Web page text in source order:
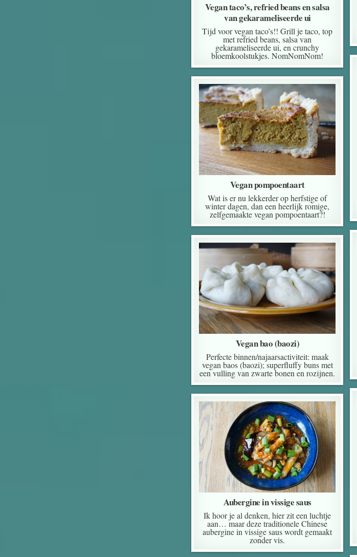
Vegan taco’s, refried beans en salsa
van gekarameliseerde ui
Tijd voor vegan taco’s!! Grill je taco, top
met refried beans, salsa van
gekarameliseerde ui, en crunchy
bloemkoolstukjes. NomNomNom!
Vegan pompoentaart
Wat is er nu lekkerder op herfstige of
winter dagen, dan een heerlijk romige,
zelfgemaakte vegan pompoentaart?!
Vegan bao (baozi)
Perfecte binnen/najaarsactiviteit: maak
vegan baos (baozi); superfluffy buns met
een vulling van zwarte bonen en rozijnen.
Aubergine in vissige saus
Ik hoor je al denken, hier zit een luchtje
aan… maar deze traditionele Chinese
aubergine in vissige saus wordt gemaakt
zonder vis.